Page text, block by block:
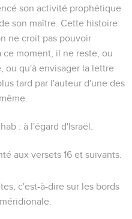
son activité prophétique
son maître. Cette histoire
ne croit pas pouvoir
moment, il ne reste, ou
ou qu'à envisager la lettre
tard par l'auteur d'une des
: à l'égard d'Israël.
aux versets 16 et suivants.
, c'est-à-dire sur les bords